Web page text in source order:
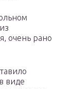
очень рано
виде